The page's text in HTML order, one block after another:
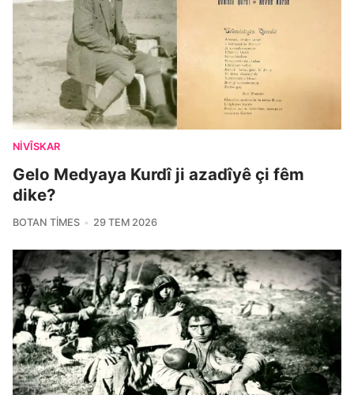
NIVÎSKAR
Gelo Medyaya Kurdî ji azadîyê çi fêm
dike?
BOTAN TIMES 29 TEM 2026